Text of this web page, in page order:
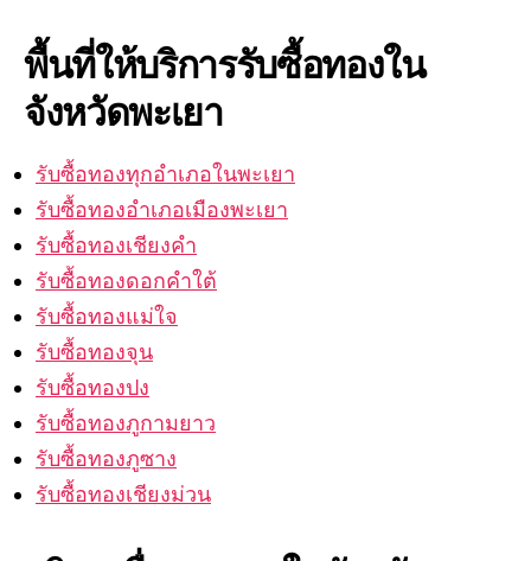
พื้นที่ให้บริการรับซื้อทองใน
จังหวัดพะเยา
รับซื้อทองทุกอำเภอในพะเยา
รับซื้อทองอำเภอเมืองพะเยา
รับซื้อทองเชียงคำ
รับซื้อทองดอกคำใต้
รับซื้อทองแม่ใจ
รับซื้อทองจุน
รับซื้อทองปง
รับซื้อทองภูกามยาว
รับซื้อทองภูซาง
รับซื้อทองเชียงม่วน